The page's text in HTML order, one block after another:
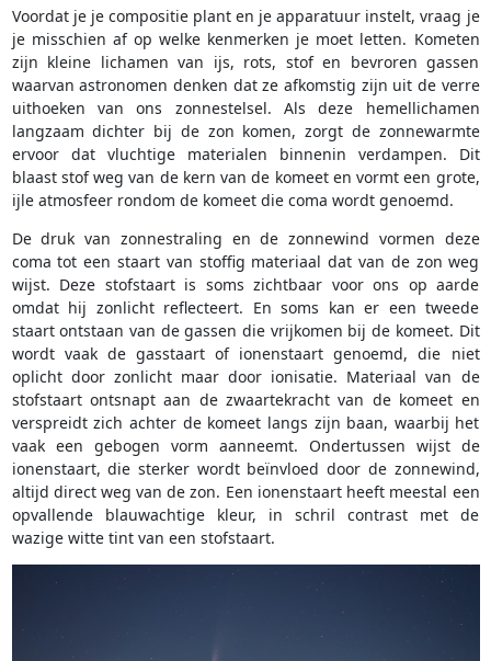
Voordat je je compositie plant en je apparatuur instelt, vraag je
je misschien af op welke kenmerken je moet letten. Kometen
zijn kleine lichamen van ijs, rots, stof en bevroren gassen
waarvan astronomen denken dat ze afkomstig zijn uit de verre
uithoeken van ons zonnestelsel. Als deze hemellichamen
langzaam dichter bij de zon komen, zorgt de zonnewarmte
ervoor dat vluchtige materialen binnenin verdampen. Dit
blaast stof weg van de kern van de komeet en vormt een grote,
ijle atmosfeer rondom de komeet die coma wordt genoemd.
De druk van zonnestraling en de zonnewind vormen deze
coma tot een staart van stoffig materiaal dat van de zon weg
wijst. Deze stofstaart is soms zichtbaar voor ons op aarde
omdat hij zonlicht reflecteert. En soms kan er een tweede
staart ontstaan van de gassen die vrijkomen bij de komeet. Dit
wordt vaak de gasstaart of ionenstaart genoemd, die niet
oplicht door zonlicht maar door ionisatie. Materiaal van de
stofstaart ontsnapt aan de zwaartekracht van de komeet en
verspreidt zich achter de komeet langs zijn baan, waarbij het
vaak een gebogen vorm aanneemt. Ondertussen wijst de
ionenstaart, die sterker wordt beïnvloed door de zonnewind,
altijd direct weg van de zon. Een ionenstaart heeft meestal een
opvallende blauwachtige kleur, in schril contrast met de
wazige witte tint van een stofstaart.